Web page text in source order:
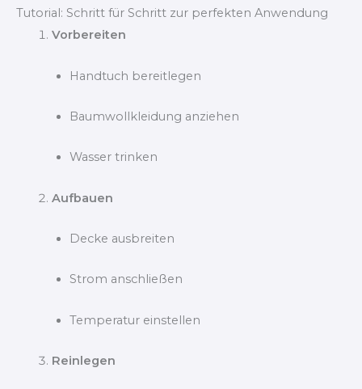
Tutorial: Schritt für Schritt zur perfekten Anwendung
Vorbereiten
Handtuch bereitlegen
Baumwollkleidung anziehen
Wasser trinken
Aufbauen
Decke ausbreiten
Strom anschließen
Temperatur einstellen
Reinlegen